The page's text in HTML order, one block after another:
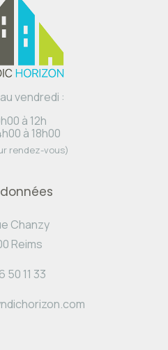
vendredi :
à 12h
à 18h00
rendez-vous)
Chanzy
Reims
50 11 33